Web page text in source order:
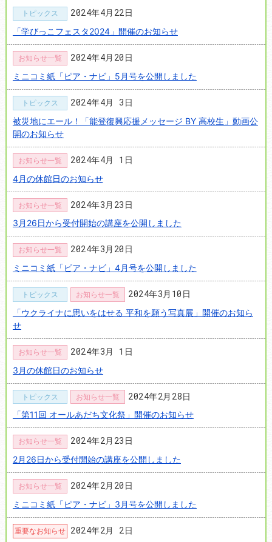
トピックス 2024年4月22日
「学びっこフェスタ2024」開催のお知らせ
お知らせ一覧 2024年4月20日
ミニコミ紙「ピア・ナビ」5月号を公開しました
トピックス 2024年4月 3日
被災地にエール！「能登復興応援メッセージ BY 高校生」動画公
開のお知らせ
お知らせ一覧 2024年4月 1日
4月の休館日のお知らせ
お知らせ一覧 2024年3月23日
3月26日から受付開始の講座を公開しました
お知らせ一覧 2024年3月20日
ミニコミ紙「ピア・ナビ」4月号を公開しました
トピックス お知らせ一覧 2024年3月10日
「ウクライナに思いをはせる 平和を願う写真展」開催のお知ら
せ
お知らせ一覧 2024年3月 1日
3月の休館日のお知らせ
トピックス お知らせ一覧 2024年2月28日
「第11回 オールあだち文化祭」開催のお知らせ
お知らせ一覧 2024年2月23日
2月26日から受付開始の講座を公開しました
お知らせ一覧 2024年2月20日
ミニコミ紙「ピア・ナビ」3月号を公開しました
重要なお知らせ 2024年2月 2日